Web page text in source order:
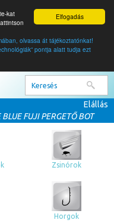
Elfogadás
kat
olvassa át tájékoztatónkat!
pontja alatt tudja ezt
0termék
Elállás
FUJI PERGETŐ BOT
Zsinórok
Horgok